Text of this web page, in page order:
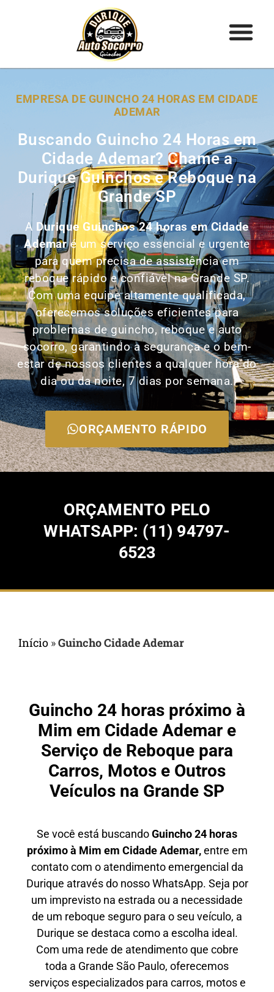
EMPRESA DE GUINCHO 24 HORAS EM CIDADE
ADEMAR
Buscando Guincho 24 Horas em
Cidade Ademar? Chame a
Durique Guinchos e Reboque na
Grande SP
A Durique Guinchos 24 horas em Cidade
Ademaré um serviço essencial e urgente
para quem precisa de assistência em
reboque rápido e confiável na Grande SP.
Com uma equipe altamente qualificada,
oferecemos soluções eficientes para
problemas de guincho, reboque e auto
socorro, garantindo a segurança e o bem-
estar de nossos clientes a qualquer hora do
dia ou da noite, 7 dias por semana.
ORÇAMENTO RÁPIDO
ORÇAMENTO PELO
WHATSAPP: (11) 94797-
6523
Início »Guincho Cidade Ademar
Guincho 24 horas próximo à
Mim em Cidade Ademar e
Serviço de Reboque para
Carros, Motos e Outros
Veículos na Grande SP
Se você está buscandoGuincho 24 horas
próximo à Mim em Cidade Ademar,entre em
contato com o atendimento emergencial da
Durique através do nosso WhatsApp. Seja por
um imprevisto na estrada ou a necessidade
de um reboque seguro para o seu veículo, a
Durique se destaca como a escolha ideal.
Com uma rede de atendimento que cobre
toda a Grande São Paulo, oferecemos
serviços especializados para carros, motos e